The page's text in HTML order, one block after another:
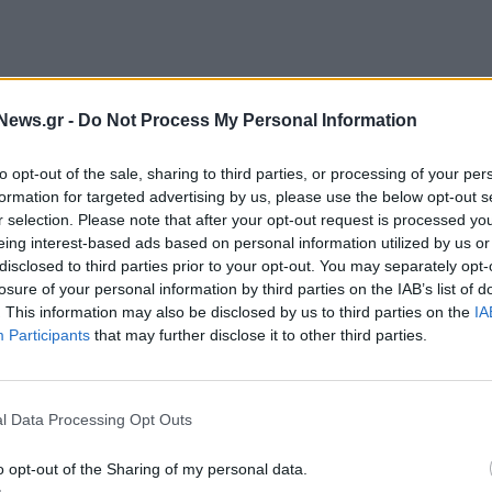
- Do Not Process My Personal Information
opt-out of the sale, sharing to third parties, or processing of your
for targeted advertising by us, please use the below opt-out
selection. Please note that after your opt-out request is processed
interest-based ads based on personal information utilized by us
to third parties prior to your opt-out. You may separately
of your personal information by third parties on the IAB’s list of
This information may also be disclosed by us to third parties on the
Participants that may further disclose it to other third parties.
Data Processing Opt Outs
opt-out of the Sharing of my personal data.
στον πυρήνα της τους ανθρώπους της, η
κατάταξης και το 2023. Η δυναμική αναπτυξιακή
που δημιουργεί συνεχώς νέες θέσεις εργασίας,
μία κουλτούρα ανοιχτού διαλόγου,
των εργαζομένων
με στόχο μία Ελλάδα χωρίς τσιγάρο, η
εργασία και την ανάπτυξη των ανθρώπων της.